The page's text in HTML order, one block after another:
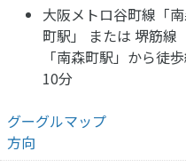
大阪メトロ谷町線「
町駅」 または 堺筋線
「南森町駅」から徒
10分
グーグルマップ
方向